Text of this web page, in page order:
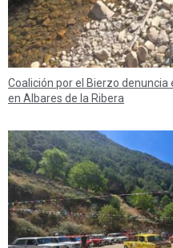
Coalición por el Bierzo
en Albares de la Ribera